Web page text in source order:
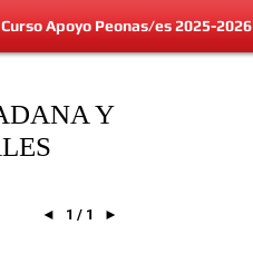
Curso Apoyo Peonas/es 2025-2026
Y
◄ 1 / 1 ►